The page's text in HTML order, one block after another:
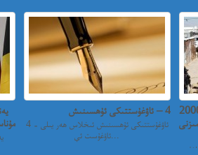
4 – ئاۋغۇستتىكى ئۇھسىنىش
4 - ئاۋغۇستتىكى ئۇھسىنىش ئىخلاس ھەر يىلى
ئاۋغۇست ئې...
ئال- ھول لاگىرىدىكى 2000